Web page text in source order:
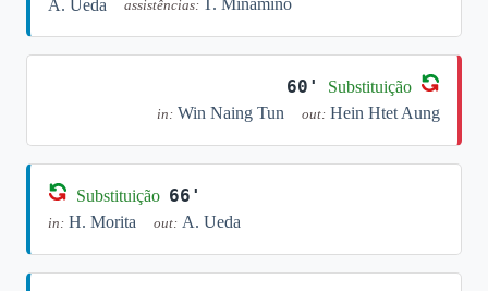
A. Ueda assistências: T. Minamino
60' Substituição
in: Win Naing Tun out: Hein Htet Aung
Substituição 66'
in: H. Morita out: A. Ueda